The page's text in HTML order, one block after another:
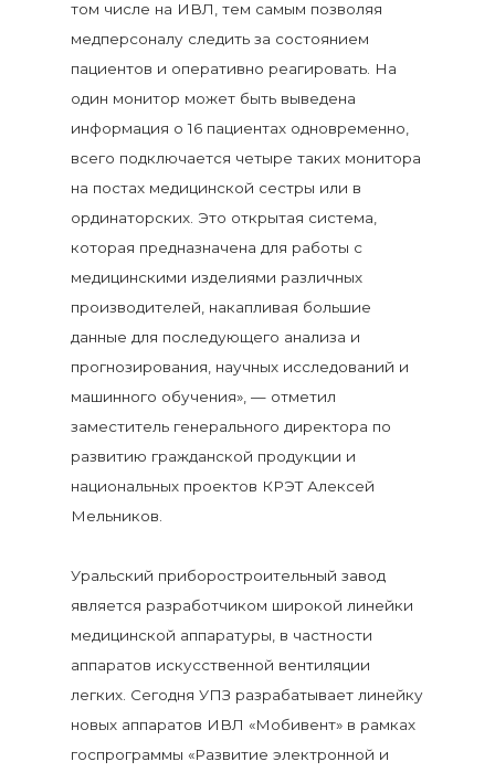
том числе на ИВЛ, тем самым позволяя
медперсоналу следить за состоянием
пациентов и оперативно реагировать. На
один монитор может быть выведена
информация о 16 пациентах одновременно,
всего подключается четыре таких монитора
на постах медицинской сестры или в
ординаторских. Это открытая система,
которая предназначена для работы с
медицинскими изделиями различных
производителей, накапливая большие
данные для последующего анализа и
прогнозирования, научных исследований и
машинного обучения», — отметил
заместитель генерального директора по
развитию гражданской продукции и
национальных проектов КРЭТ Алексей
Мельников.
Уральский приборостроительный завод
является разработчиком широкой линейки
медицинской аппаратуры, в частности
аппаратов искусственной вентиляции
легких. Сегодня УПЗ разрабатывает линейку
новых аппаратов ИВЛ «Мобивент» в рамках
госпрограммы «Развитие электронной и